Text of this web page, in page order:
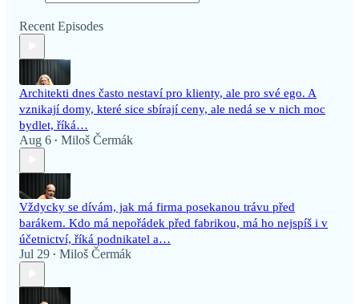
Recent Episodes
Architekti dnes často nestaví pro klienty, ale pro své ego. A
vznikají domy, které sice sbírají ceny, ale nedá se v nich moc
bydlet, říká…
Aug 6 • Miloš Čermák
Vždycky se dívám, jak má firma posekanou trávu před
barákem. Kdo má nepořádek před fabrikou, má ho nejspíš i v
účetnictví, říká podnikatel a…
Jul 29 • Miloš Čermák